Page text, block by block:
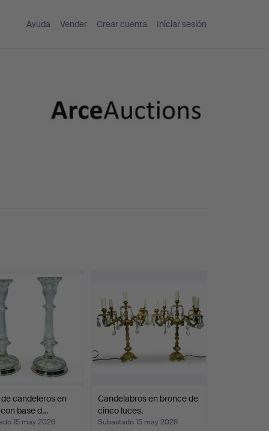
Ayuda Vender Crear cuenta Iniciar sesión
de candeleros en
base d…
15 may 2026
Candelabros en bronce de
cinco luces.
Subastado 15 may 2026